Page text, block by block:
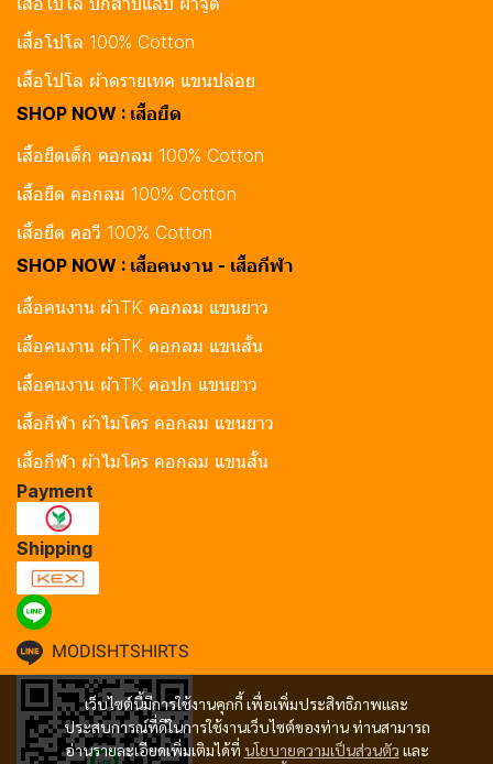
เว็บไซต์นี้มีการใช้งานคุกกี้ เพื่อเพิ่มประสิทธิภาพและ
ประสบการณ์ที่ดีในการใช้งานเว็บไซต์ของท่าน ท่านสามารถ
อ่านรายละเอียดเพิ่มเติมได้ที่ นโยบายความเป็นส่วนตัว และ
เสื้อโปโล 100% Cotton
เสื้อโปโล ผ้าดรายเทค แขนปล่อย
SHOP NOW : เสื้อยืด
เสื้อยืดเด็ก คอกลม 100% Cotton
เสื้อยืด คอกลม 100% Cotton
เสื้อยืด คอวี 100% Cotton
SHOP NOW : เสื้อคนงาน - เสื้อกีฬา
เสื้อคนงาน ผ้าTK คอกลม แขนยาว
เสื้อคนงาน ผ้าTK คอกลม แขนสั้น
เสื้อคนงาน ผ้าTK คอปก แขนยาว
เสื้อกีฬา ผ้าไมโคร คอกลม แขนยาว
เสื้อกีฬา ผ้าไมโคร คอกลม แขนสั้น
Payment
Shipping
MODISHTSHIRTS